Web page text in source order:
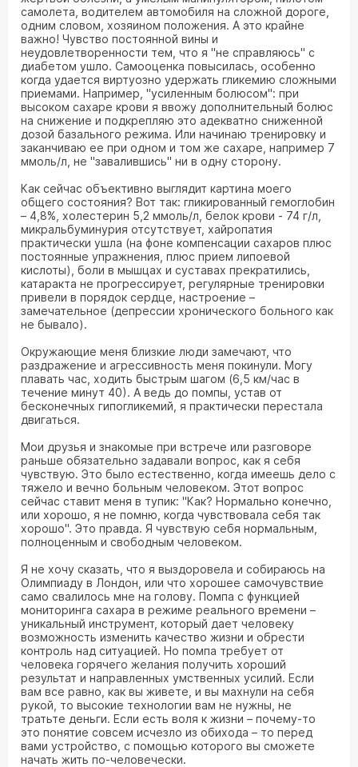
самолета, водителем автомобиля на сложной дороге,
одним словом, хозяином положения. А это крайне
важно! Чувство постоянной вины и
неудовлетворенности тем, что я "не справляюсь" с
диабетом ушло. Самооценка повысилась, особенно
когда удается виртуозно удержать гликемию сложными
приемами. Например, "усиленным болюсом": при
высоком сахаре крови я ввожу дополнительный болюс
на снижение и подкрепляю это адекватно сниженной
дозой базального режима. Или начинаю тренировку и
заканчиваю ее при одном и том же сахаре, например 7
ммоль/л, не "завалившись" ни в одну сторону.
Как сейчас объективно выглядит картина моего
общего состояния? Вот так: гликированный гемоглобин
– 4,8%, холестерин 5,2 ммоль/л, белок крови - 74 г/л,
микральбуминурия отсутствует, хайропатия
практически ушла (на фоне компенсации сахаров плюс
постоянные упражнения, плюс прием липоевой
кислоты), боли в мышцах и суставах прекратились,
катаракта не прогрессирует, регулярные тренировки
привели в порядок сердце, настроение –
замечательное (депрессии хронического больного как
не бывало).
Окружающие меня близкие люди замечают, что
раздражение и агрессивность меня покинули. Могу
плавать час, ходить быстрым шагом (6,5 км/час в
течение минут 40). А ведь до помпы, устав от
бесконечных гипогликемий, я практически перестала
двигаться.
Мои друзья и знакомые при встрече или разговоре
раньше обязательно задавали вопрос, как я себя
чувствую. Это было естественно, когда имеешь дело с
тяжело и вечно больным человеком. Этот вопрос
сейчас ставит меня в тупик: "Как? Нормально конечно,
или хорошо, я не помню, когда чувствовала себя так
хорошо". Это правда. Я чувствую себя нормальным,
полноценным и свободным человеком.
Я не хочу сказать, что я выздоровела и собираюсь на
Олимпиаду в Лондон, или что хорошее самочувствие
само свалилось мне на голову. Помпа с функцией
мониторинга сахара в режиме реального времени –
уникальный инструмент, который дает человеку
возможность изменить качество жизни и обрести
контроль над ситуацией. Но помпа требует от
человека горячего желания получить хороший
результат и направленных умственных усилий. Если
вам все равно, как вы живете, и вы махнули на себя
рукой, то высокие технологии вам не нужны, не
тратьте деньги. Если есть воля к жизни – почему-то
это понятие совсем исчезло из обихода – то перед
вами устройство, с помощью которого вы сможете
начать жить по-человечески.